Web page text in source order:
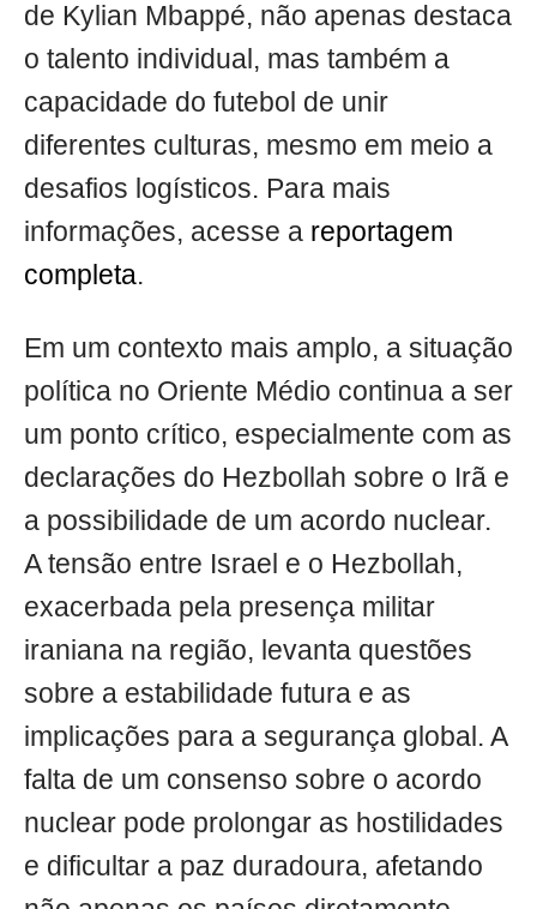
de Kylian Mbappé, não apenas destaca
o talento individual, mas também a
capacidade do futebol de unir
diferentes culturas, mesmo em meio a
desafios logísticos. Para mais
informações, acesse a reportagem
completa.
Em um contexto mais amplo, a situação
política no Oriente Médio continua a ser
um ponto crítico, especialmente com as
declarações do Hezbollah sobre o Irã e
a possibilidade de um acordo nuclear.
A tensão entre Israel e o Hezbollah,
exacerbada pela presença militar
iraniana na região, levanta questões
sobre a estabilidade futura e as
implicações para a segurança global. A
falta de um consenso sobre o acordo
nuclear pode prolongar as hostilidades
e dificultar a paz duradoura, afetando